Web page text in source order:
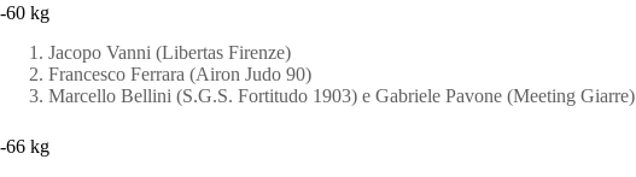
-60 kg
Jacopo Vanni (Libertas Firenze)
Francesco Ferrara (Airon Judo 90)
Marcello Bellini (S.G.S. Fortitudo 1903) e Gabriele Pavone (Meeting Giarre)
-66 kg